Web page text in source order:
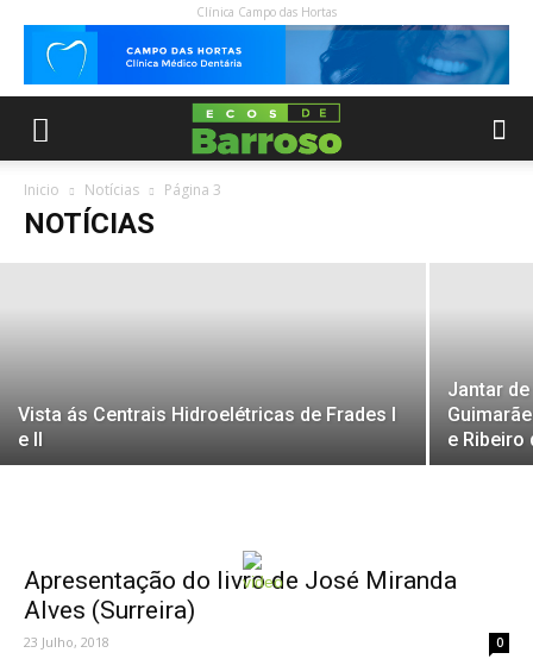
Clínica Campo das Hortas
Inicio Notícias Página 3
NOTÍCIAS
CARTA DEIXADA POR STEVE JOBS
ANTES DE MORRER
28 Março, 2020
Vista ás Centrais Hidroelétricas de Frades I
e II
Jantar
e Ribeiro
Apresentação do livro de José Miranda
Alves (Surreira)
23 Julho, 2018 0